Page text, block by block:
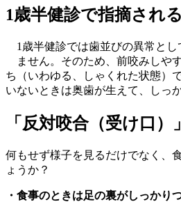
1歳半健診で指摘され
1歳半健診では歯並びの異常と
ません。そのため、前咬みしや
ち（いわゆる、しゃくれた状態）
いないときは奥歯が生えて、しっ
「反対咬合（受け口
何もせず様子を見るだけでなく、
ょうか？
・食事のときは足の裏がしっかり